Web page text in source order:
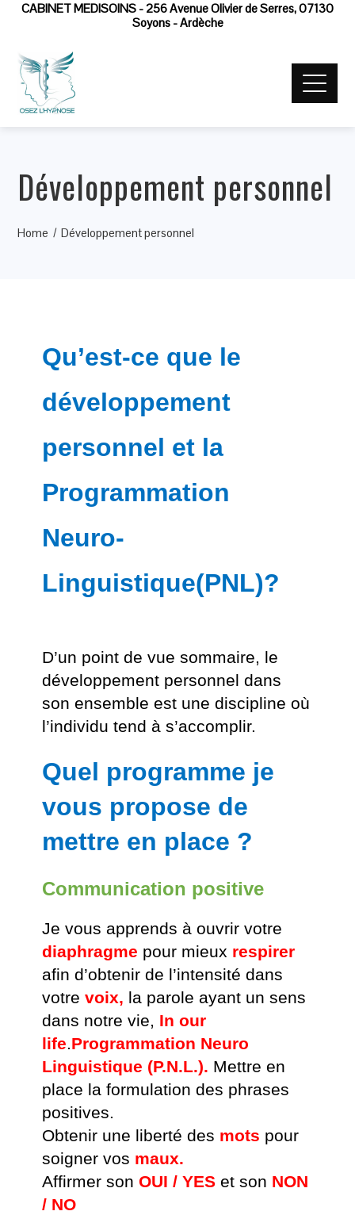
CABINET MEDISOINS - 256 Avenue Olivier de Serres, 07130
Soyons - Ardèche
Développement personnel
Home Développement personnel
Qu’est-ce que le
développement
personnel et la
Programmation
Neuro-
Linguistique(PNL)?
D’un point de vue sommaire, le
développement personnel dans
son ensemble est une discipline où
l’individu tend à s’accomplir.
Quel programme je
vous propose de
mettre en place ?
Communication positive
Je vous apprends à ouvrir votre
diaphragme pour mieux respirer
afin d’obtenir de l’intensité dans
votre voix, la parole ayant un sens
dans notre vie, In our
life.Programmation Neuro
Linguistique (P.N.L.). Mettre en
place la formulation des phrases
positives.
Obtenir une liberté des mots pour
soigner vos maux.
Affirmer son OUI / YESet son NON
/ NO